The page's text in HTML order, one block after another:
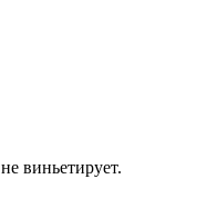
виньетирует.